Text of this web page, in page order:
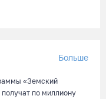
Больше
«Земский
по миллиону